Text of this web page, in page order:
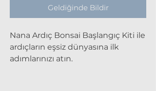
Geldiğinde Bildir
Nana Ardıç Bonsai Başlangıç Kiti ile
ardıçların eşsiz dünyasına ilk
adımlarınızı atın.